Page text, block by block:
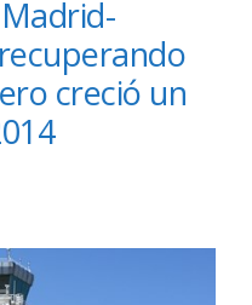
creció un